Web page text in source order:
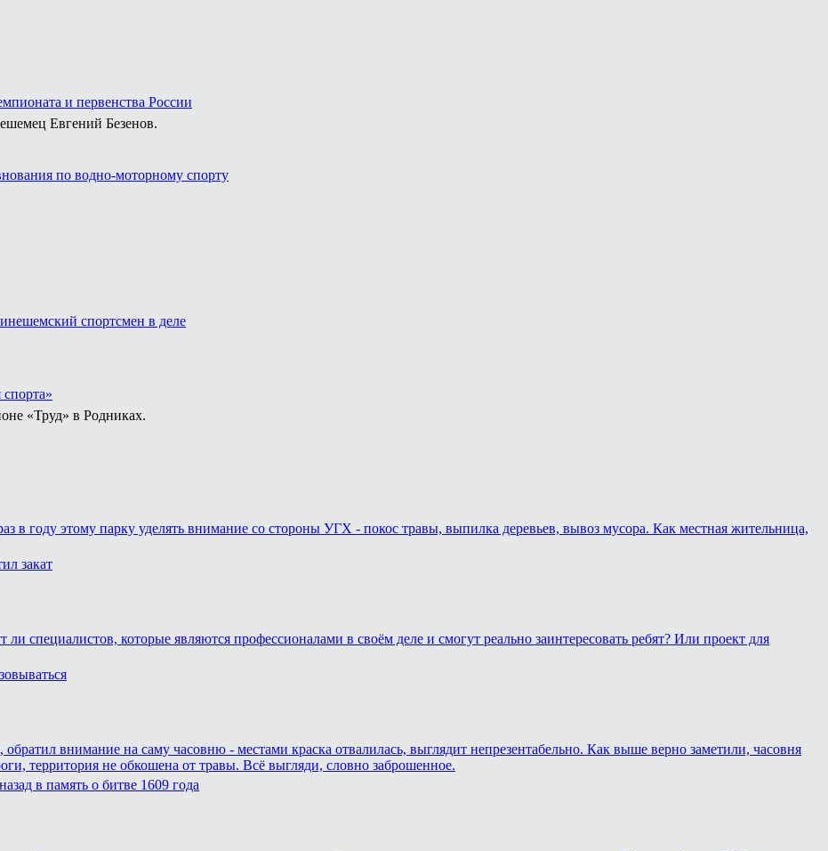
и первенства России
Евгений Безенов.
по водно-моторному спорту
спортсмен в деле
«Труд» в Родниках.
году этому парку уделять внимание со стороны УГХ - покос травы, выпилка деревьев, вывоз мусора. Как местная жительница,
закат
специалистов, которые являются профессионалами в своём деле и смогут реально заинтересовать ребят? Или проект для
внимание на саму часовню - местами краска отвалилась, выглядит непрезентабельно. Как выше верно заметили, часовня
территория не обкошена от травы. Всё выгляди, словно заброшенное.
в память о битве 1609 года